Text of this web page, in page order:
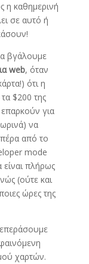
η καθημερινή
σε αυτό ή
βγάλουμε
web, όταν
ότι η
$200 της
για
να
από το
mode
πλήρως
(ούτε και
ώρες της
χαρτών.